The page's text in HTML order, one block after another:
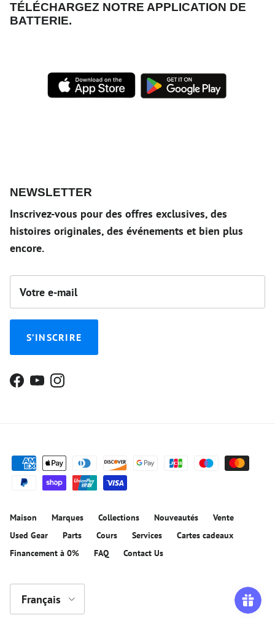
TÉLÉCHARGEZ NOTRE APPLICATION DE
BATTERIE.
NEWSLETTER
Inscrivez-vous pour des offres exclusives, des
histoires originales, des événements et bien plus
encore.
S’INSCRIRE
Facebook
YouTubeInstagram
Maison Marques Collections Nouveautés
Vente
Used Gear
Parts Cours Services
Cartes cadeaux
Financement à 0%
FAQ Contact Us
Français